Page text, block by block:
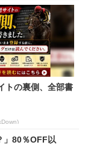
トの裏側、全部書
」80％OFF以